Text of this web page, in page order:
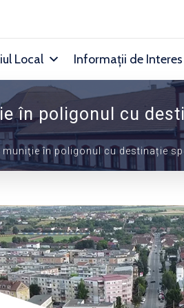
Local Informații de Interes
în poligonul cu
muniţie în poligonul cu destinație